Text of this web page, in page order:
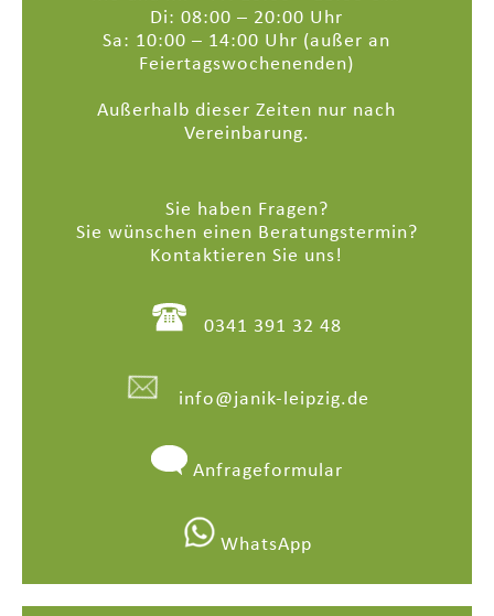
Di: 08:00 – 20:00 Uhr
Sa: 10:00 – 14:00 Uhr (außer an
Feiertagswochenenden)
Außerhalb dieser Zeiten nur nach
Vereinbarung.
Sie haben Fragen?
Sie wünschen einen Beratungstermin?
Kontaktieren Sie uns!
0341 391 32 48
info@janik-leipzig.de
Anfrageformular
WhatsApp